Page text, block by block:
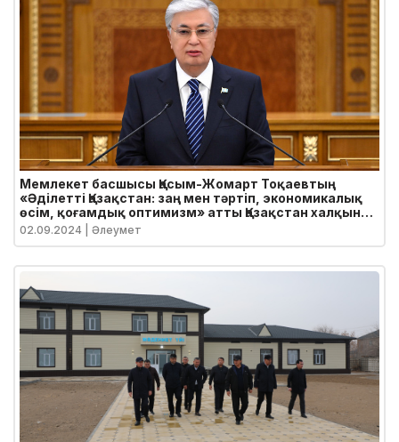
Мемлекет басшысы Қасым-Жомарт Тоқаевтың
«Әділетті Қазақстан: заң мен тәртіп, экономикалық
өсім, қоғамдық оптимизм» атты Қазақстан халқына
Жолдауы
02.09.2024 | Әлеумет